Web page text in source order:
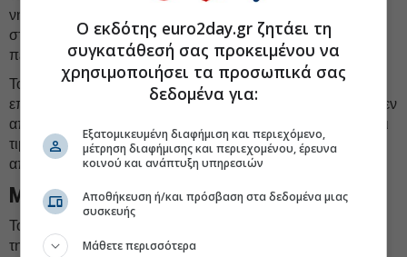
νησιωτικές ανάγκες, μεγάλη ευαισθησία των νοικοκυριών
στην τιμή της ενέργειας και επιχειρήσεις που έχουν ήδη
περάσει από διαδοχικά σοκ.
Το νέο πλαίσιο της Κομισιόν μπορεί να βοηθήσει σε
επενδύσεις που μειώνουν την εξάρτηση από τα καύσιμα, δεν
απαντά όμως στο άμεσο πολιτικό ερώτημα τι γίνεται όταν οι
τιμές πιέζουν ξανά την οικονομία, πριν προλάβουν να
αποδώσουν οι επενδύσεις. Εάν αποδώσουν.
Μία από τα ίδια
Το αποτέλεσμα είναι άλλος ένας συμβιβασμός που δείχνει
την αμηχανία της ΕΕ σε πολιτικό επίπεδο. Οι χώρες που
Ο εκδότης euro2day.gr ζητάει τη
συγκατάθεσή σας προκειμένου να
χρησιμοποιήσει τα προσωπικά σας
δεδομένα για:
Εξατομικευμένη διαφήμιση και περιεχόμενο,
μέτρηση διαφήμισης και περιεχομένου, έρευνα
κοινού και ανάπτυξη υπηρεσιών
Αποθήκευση ή/και πρόσβαση στα δεδομένα μιας
συσκευής
Μάθετε περισσότερα